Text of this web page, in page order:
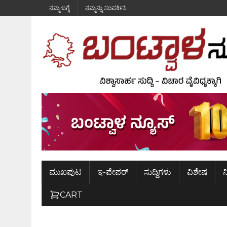
ನಮ್ಮ ಬಗ್ಗೆ ನಮ್ಮನ್ನು ಸಂಪರ್ಕಿಸಿ
ಮುಖಪುಟ ಇ-ಪೇಪರ್ ಸುದ್ದಿಗಳು ವಿಶೇಷ
CART